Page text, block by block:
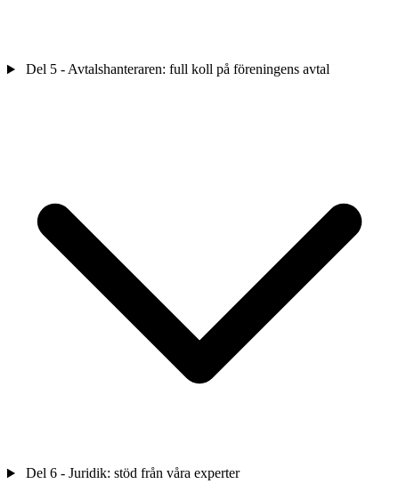
Del 5 - Avtalshanteraren: full koll på föreningens avtal
Del 6 - Juridik: stöd från våra experter